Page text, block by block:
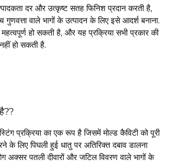
दर और उत्कृष्ट सतह फिनिश प्रदान करती है,
वाले भागों के उत्पादन के लिए इसे आदर्श बनाना.
महत्वपूर्ण हो सकती है, और यह प्रक्रिया सभी प्रकार की
हो सकती है.
प्रक्रिया का एक रूप है जिसमें मोल्ड कैविटी को पूरी
के लिए पिघली हुई धातु पर अतिरिक्त दबाव डालना
अक्सर पतली दीवारों और जटिल विवरण वाले भागों के